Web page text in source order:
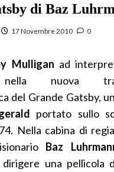
di Baz
17 Novembre 2010 0
Mulligan ad
nuova
del Grande Gatsby,
portato sullo
Nella cabina di
Baz
una pellicola